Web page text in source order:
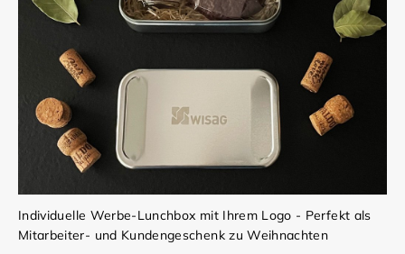
Individuelle Werbe-Lunchbox mit Ihrem Logo - Perfekt als
Mitarbeiter- und Kundengeschenk zu Weihnachten